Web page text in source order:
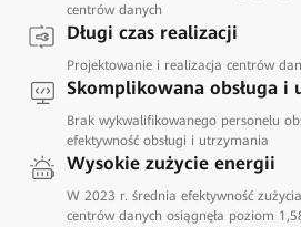
centrów danych
Długi czas realizacji
Projektowanie i realizacja centrów
Skomplikowana obsługa i
Brak wykwalifikowanego personelu
efektywność obsługi i utrzymania
Wysokie zużycie energii
W 2023 r. średnia efektywność
centrów danych osiągnęła poziom